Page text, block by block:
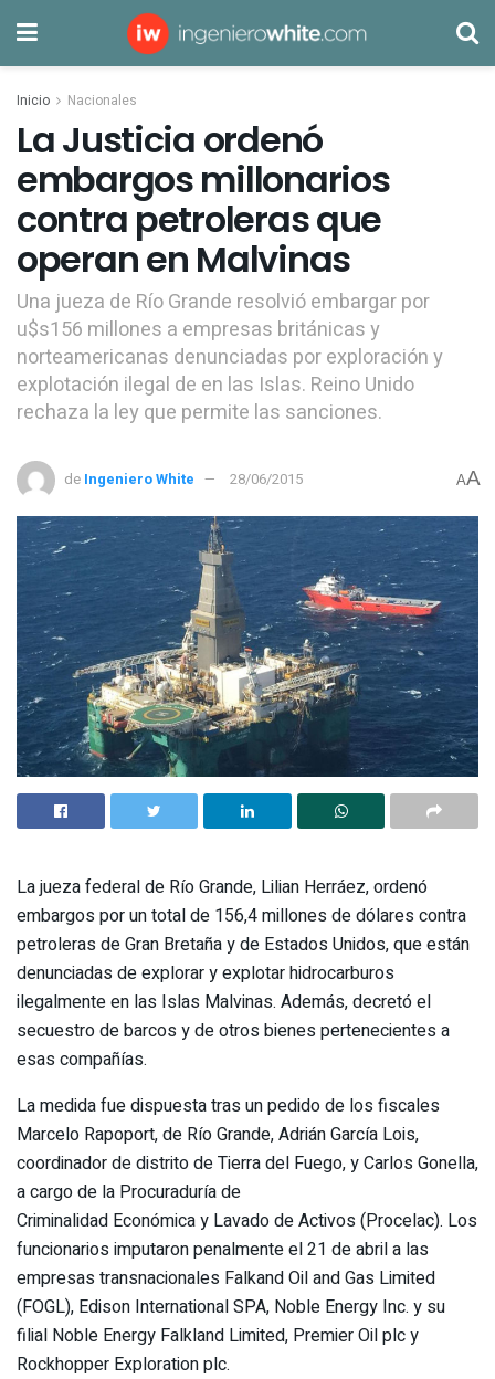
Inicio Nacionales
La Justicia ordenó
embargos millonarios
contra petroleras que
operan en Malvinas
Una jueza de Río Grande resolvió embargar por
u$s156 millones a empresas británicas y
norteamericanas denunciadas por exploración y
explotación ilegal de en las Islas. Reino Unido
rechaza la ley que permite las sanciones.
de Ingeniero White 28/06/2015 AA
La jueza federal de Río Grande, Lilian Herráez, ordenó
embargos por un total de 156,4 millones de dólares contra
petroleras de Gran Bretaña y de Estados Unidos, que están
denunciadas de explorar y explotar hidrocarburos
ilegalmente en las Islas Malvinas. Además, decretó el
secuestro de barcos y de otros bienes pertenecientes a
esas compañías.
La medida fue dispuesta tras un pedido de los fiscales
Marcelo Rapoport, de Río Grande, Adrián García Lois,
coordinador de distrito de Tierra del Fuego, y Carlos Gonella,
a cargo de la Procuraduría de
Criminalidad Económica y Lavado de Activos (Procelac). Los
funcionarios imputaron penalmente el 21 de abril a las
empresas transnacionales Falkand Oil and Gas Limited
(FOGL), Edison International SPA, Noble Energy Inc. y su
filial Noble Energy Falkland Limited, Premier Oil plc y
Rockhopper Exploration plc.